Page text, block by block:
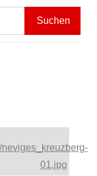
Suchen